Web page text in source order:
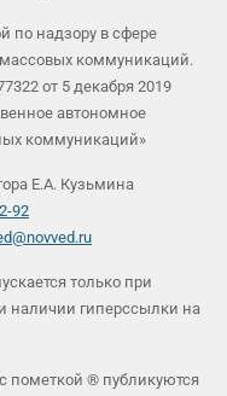
по надзору в сфере
коммуникаций.
от 5 декабря 2019
автономное
коммуникаций»
Е.А. Кузьмина
92
только при
наличии гиперссылки на
пометкой ® публикуются